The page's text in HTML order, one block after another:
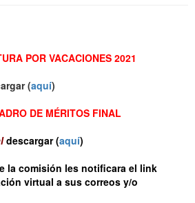
POR VACACIONES 2021
(aquí)
DE MÉRITOS FINAL
descargar (aquí)
la comisión les notificara el link
virtual a sus correos y/o